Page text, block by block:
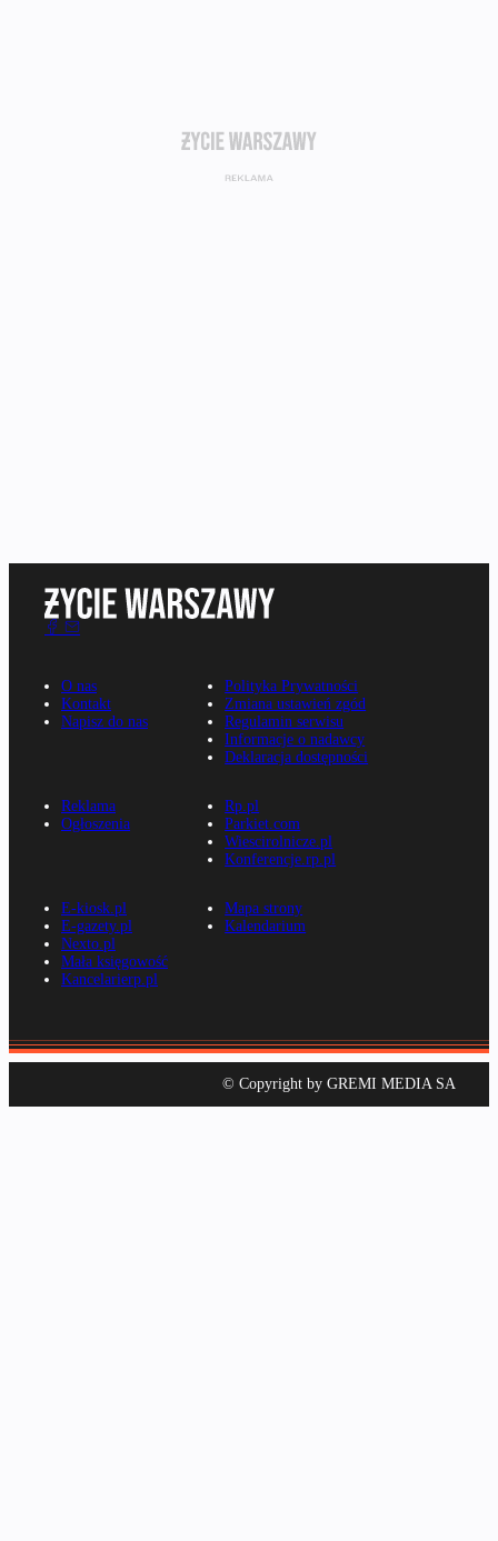
O nas
Kontakt
Napisz do nas
Polityka Prywatności
Zmiana ustawień zgód
Regulamin serwisu
Informacje o nadawcy
Deklaracja dostępności
Reklama
Ogłoszenia
Rp.pl
Parkiet.com
Wiescirolnicze.pl
Konferencje.rp.pl
E-kiosk.pl
E-gazety.pl
Nexto.pl
Mała księgowość
Kancelarierp.pl
Mapa strony
Kalendarium
© Copyright by GREMI MEDIA SA